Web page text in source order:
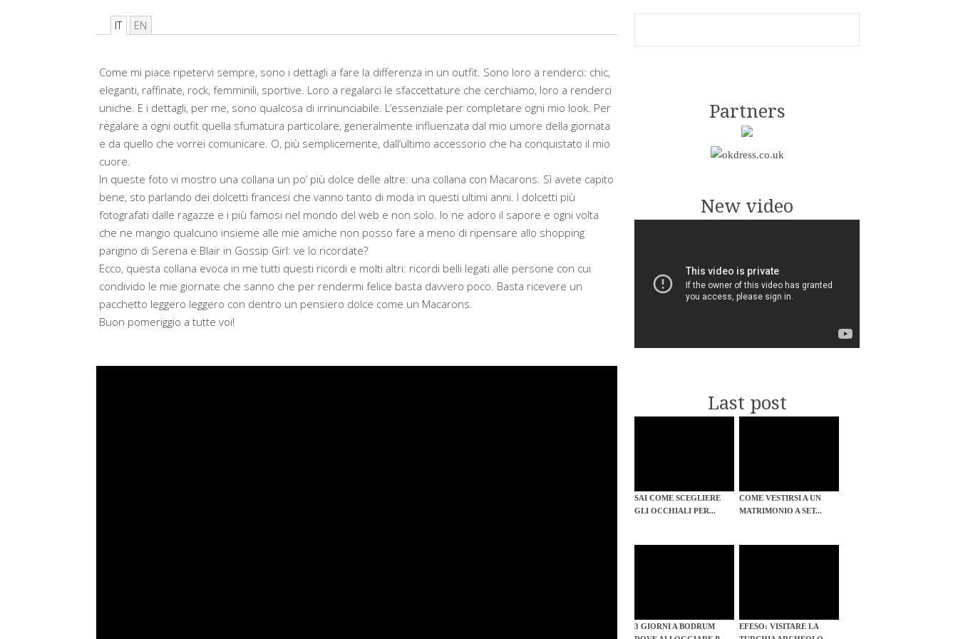
IT EN
Come mi piace ripetervi sempre, sono i dettagli a fare la differenza in un outfit. Sono loro a renderci: chic,
eleganti, raffinate, rock, femminili, sportive. Loro a regalarci le sfaccettature che cerchiamo, loro a renderci
uniche. E i dettagli, per me, sono qualcosa di irrinunciabile. L’essenziale per completare ogni mio look. Per
regalare a ogni outfit quella sfumatura particolare, generalmente influenzata dal mio umore della giornata
e da quello che vorrei comunicare. O, più semplicemente, dall’ultimo accessorio che ha conquistato il mio
cuore.
In queste foto vi mostro una collana un po’ più dolce delle altre: una collana con Macarons. Sì avete capito
bene, sto parlando dei dolcetti francesi che vanno tanto di moda in questi ultimi anni. I dolcetti più
fotografati dalle ragazze e i più famosi nel mondo del web e non solo. Io ne adoro il sapore e ogni volta
che ne mangio qualcuno insieme alle mie amiche non posso fare a meno di ripensare allo shopping
parigino di Serena e Blair in Gossip Girl: ve lo ricordate?
Ecco, questa collana evoca in me tutti questi ricordi e molti altri: ricordi belli legati alle persone con cui
condivido le mie giornate che sanno che per rendermi felice basta davvero poco. Basta ricevere un
pacchetto leggero leggero con dentro un pensiero dolce come un Macarons.
Buon pomeriggio a tutte voi!
Partners
New video
Last post
SAI COME SCEGLIERE
GLI OCCHIALI PER...
COME VESTIRSI A UN
MATRIMONIO A SET...
3 GIORNI A BODRUM
EFESO: VISITARE LA